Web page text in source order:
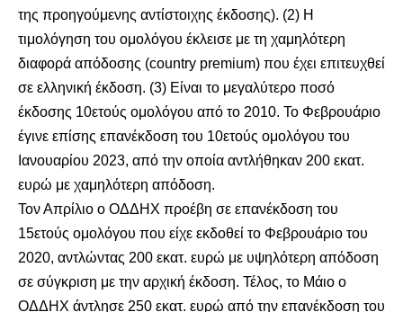
της προηγούμενης αντίστοιχης έκδοσης). (2) Η
τιμολόγηση του ομολόγου έκλεισε με τη χαμηλότερη
διαφορά απόδοσης (country premium) που έχει επιτευχθεί
σε ελληνική έκδοση. (3) Είναι το μεγαλύτερο ποσό
έκδοσης 10ετούς ομολόγου από το 2010. Το Φεβρουάριο
έγινε επίσης επανέκδοση του 10ετούς ομολόγου του
Ιανουαρίου 2023, από την οποία αντλήθηκαν 200 εκατ.
ευρώ με χαμηλότερη απόδοση.
Τον Απρίλιο ο ΟΔΔΗΧ προέβη σε επανέκδοση του
15ετούς ομολόγου που είχε εκδοθεί το Φεβρουάριο του
2020, αντλώντας 200 εκατ. ευρώ με υψηλότερη απόδοση
σε σύγκριση με την αρχική έκδοση. Τέλος, το Μάιο ο
ΟΔΔΗΧ άντλησε 250 εκατ. ευρώ από την επανέκδοση του